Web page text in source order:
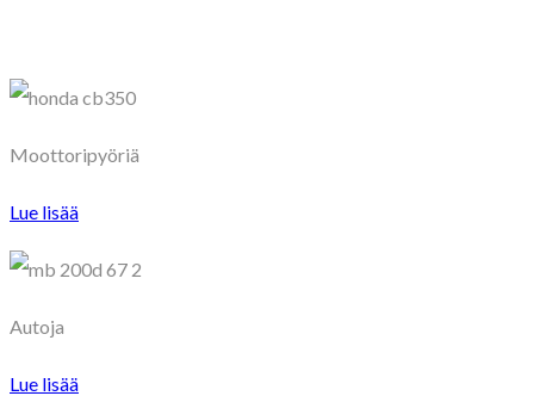
Moottoripyöriä
Lue lisää
Autoja
Lue lisää